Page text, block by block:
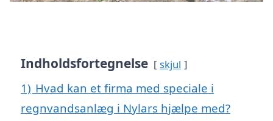
Indholdsfortegnelse skjul
1) Hvad kan et firma med speciale i
regnvandsanlæg i Nylars hjælpe med?